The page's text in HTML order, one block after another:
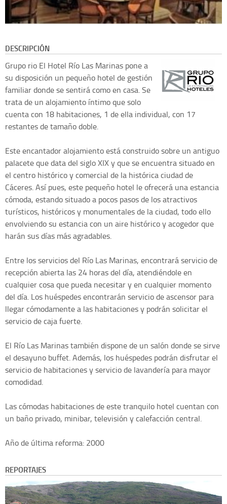
DESCRIPCIÓN
Grupo rio El Hotel Río Las Marinas pone a
su disposición un pequeño hotel de gestión
familiar donde se sentirá como en casa. Se
trata de un alojamiento íntimo que solo
cuenta con 18 habitaciones, 1 de ella individual, con 17
restantes de tamaño doble.
Este encantador alojamiento está construido sobre un antiguo
palacete que data del siglo XIX y que se encuentra situado en
el centro histórico y comercial de la histórica ciudad de
Cáceres. Así pues, este pequeño hotel le ofrecerá una estancia
cómoda, estando situado a pocos pasos de los atractivos
turísticos, históricos y monumentales de la ciudad, todo ello
envolviendo su estancia con un aire histórico y acogedor que
harán sus días más agradables.
Entre los servicios del Río Las Marinas, encontrará servicio de
recepción abierta las 24 horas del día, atendiéndole en
cualquier cosa que pueda necesitar y en cualquier momento
del día. Los huéspedes encontrarán servicio de ascensor para
llegar cómodamente a las habitaciones y podrán solicitar el
servicio de caja fuerte.
El Río Las Marinas también dispone de un salón donde se sirve
el desayuno buffet. Además, los huéspedes podrán disfrutar el
servicio de habitaciones y servicio de lavandería para mayor
comodidad.
Las cómodas habitaciones de este tranquilo hotel cuentan con
un baño privado, minibar, televisión y calefacción central.
Año de última reforma: 2000
REPORTAJES